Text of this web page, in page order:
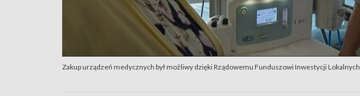
Zakup urządzeń medycznych był możliwy dzięki Rządowemu Funduszowi Inwestycji Lokalnych